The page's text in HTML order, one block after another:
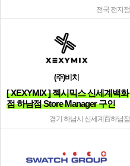
전국 전지점
(주)비치
[ XEXYMIX ] 젝시믹스 신세계백화
점 하남점 Store Manager 구인
경기 하남시 신세계百하남점